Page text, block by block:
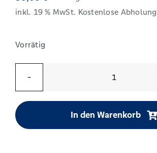
inkl. 19 % MwSt. Kostenlose Abholung
Vorrätig
TAN
photo
Hybrid
In den Warenkorb